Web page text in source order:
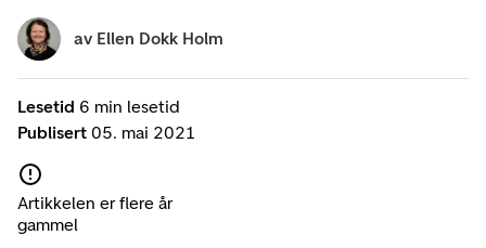
Lesetid 6 min lesetid
Publisert 05. mai 2021
Artikkelen er flere år
gammel
av Ellen Dokk Holm